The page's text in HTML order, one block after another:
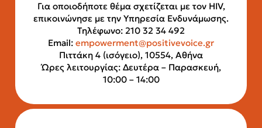
Για οποιοδήποτε θέμα σχετίζεται με τον HIV,
επικοινώνησε με την Υπηρεσία Ενδυνάμωσης.
Τηλέφωνο: 210 32 34 492
Email: empowerment@positivevoice.gr
Πιττάκη 4 (ισόγειο), 10554, Αθήνα
Ώρες λειτουργίας: Δευτέρα – Παρασκευή,
10:00 – 14:00